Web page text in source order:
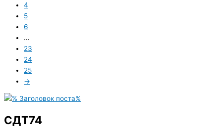
4
5
6
…
23
24
25
→
СДТ74